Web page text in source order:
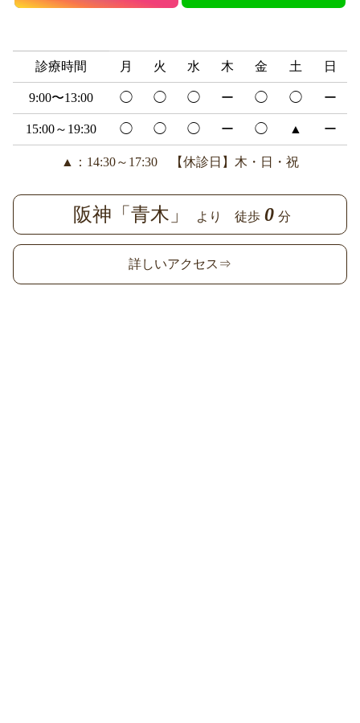
診療時間 月 火 水 木 金 土 日
9:00〜13:00 ◯ ◯ ◯ ー ◯ ◯ ー
15:00～19:30 ◯ ◯ ◯ ー ◯ ▲ ー
▲：14:30～17:30 【休診日】木・日・祝
阪神「青木」 より 徒歩 0 分
詳しいアクセス⇒